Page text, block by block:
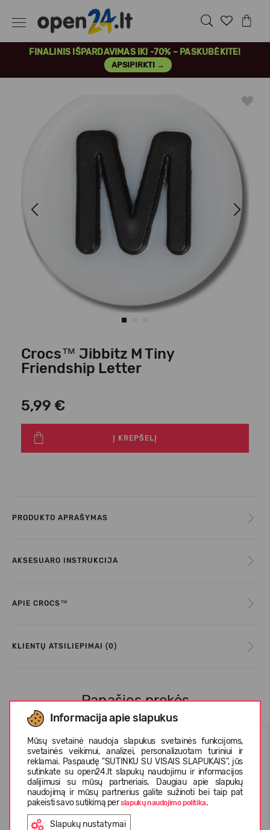
FINALINIS IŠPARDAVIMAS IKI -70% – PASKUBĖKITE!
APSIPIRKTI →
Informacija apie slapukus
Mūsų svetainė naudoja slapukus svetainės funkcijoms,
svetainės veikimui, analizei, personalizuotam turiniui ir
reklamai. Paspaudę "SUTINKU SU VISAIS SLAPUKAIS", jūs
sutinkate su open24.lt slapukų naudojimu ir informacijos
dalijimusi su mūsų partneriais. Daugiau apie slapukų
naudojimą ir mūsų partnerius galite sužinoti bei taip pat
pakeisti savo sutikimą perslapukų naudojimo politika.
Slapukų nustatymai
Next
Crocs™ Jibbitz M Tiny
Friendship Letter
5,99 €
Į KREPŠELĮ
PRODUKTO APRAŠYMAS
AKSESUARO INSTRUKCIJA
APIE CROCS™
KLIENTŲ ATSILIEPIMAI (0)
Panašios prekės